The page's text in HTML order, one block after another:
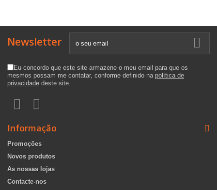
Newsletter
Eu concordo que este site armazene o meu email para que os
mesmos possam me contatar, conforme definido na política de
privacidade deste site.
Informação
Promoções
Novos produtos
As nossas lojas
Contacte-nos